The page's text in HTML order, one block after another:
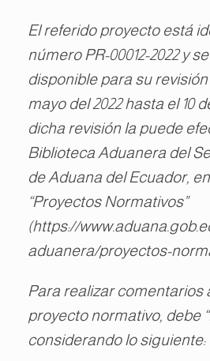
El referido proyecto está
número PR-00012-2022 y
disponible para su
mayo del 2022 hasta el 10
dicha revisión la puede
Biblioteca Aduanera del
de Aduana del Ecuador,
“Proyectos Normativos”
(https://
aduanera/proyectos-
Para realizar comentarios
proyecto normativo, debe
considerando lo siguiente: